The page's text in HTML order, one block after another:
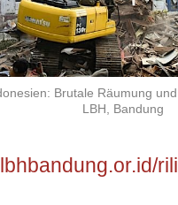
Brutale Räumung
LBH, Bandung